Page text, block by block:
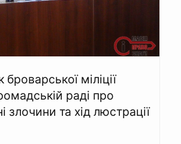
міліції
раді про
злочини та хід люстрації